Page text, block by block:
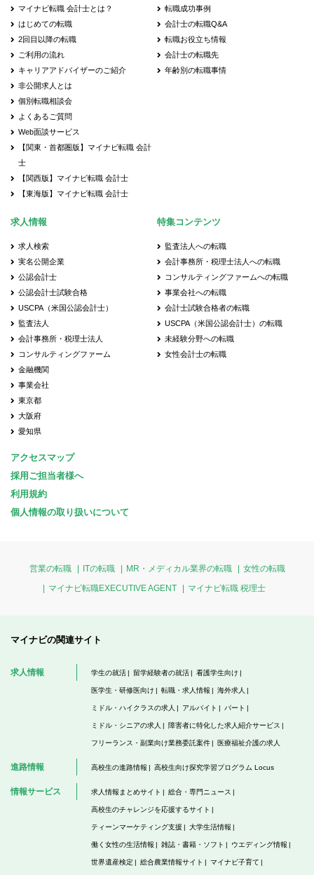
マイナビ転職 会計士とは？
はじめての転職
2回目以降の転職
ご利用の流れ
キャリアアドバイザーのご紹介
非公開求人とは
個別転職相談会
よくあるご質問
Web面談サービス
【関東・首都圏版】マイナビ転職 会計
士
【関西版】マイナビ転職 会計士
【東海版】マイナビ転職 会計士
転職成功事例
会計士の転職Q&A
転職お役立ち情報
会計士の転職先
年齢別の転職事情
求人情報
求人検索
実名公開企業
公認会計士
公認会計士試験合格
USCPA（米国公認会計士）
監査法人
会計事務所・税理士法人
コンサルティングファーム
金融機関
事業会社
東京都
大阪府
愛知県
特集コンテンツ
監査法人への転職
会計事務所・税理士法人への転職
コンサルティングファームへの転職
事業会社への転職
会計士試験合格者の転職
USCPA（米国公認会計士）の転職
未経験分野への転職
女性会計士の転職
アクセスマップ
採用ご担当者様へ
利用規約
個人情報の取り扱いについて
営業の転職 ITの転職 MR・メディカル業界の転職
女性の転職
マイナビ転職EXECUTIVE AGENT
マイナビ転職 税理士
マイナビの関連サイト
求人情報 学生の就活 留学経験者の就活 看護学生向け
医学生・研修医向け 転職・求人情報 海外求人
ミドル・ハイクラスの求人 アルバイト パート
ミドル・シニアの求人 障害者に特化した求人紹介サービス
フリーランス・副業向け業務委託案件 医療福祉介護の求人
進路情報 高校生の進路情報 高校生向け探究学習プログラム Locus
情報サービス 求人情報まとめサイト 総合・専門ニュース
高校生のチャレンジを応援するサイト
ティーンマーケティング支援 大学生活情報
働く女性の生活情報 雑誌・書籍・ソフト ウエディング情報
世界遺産検定 総合農業情報サイト マイナビ子育て